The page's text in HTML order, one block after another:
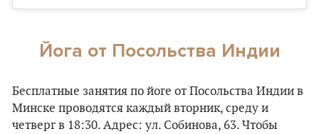
Йога от Посольства Индии
Бесплатные занятия по йоге от Посольства Индии в
Минске проводятся каждый вторник, среду и
четверг в 18:30. Адрес: ул. Собинова, 63. Чтобы